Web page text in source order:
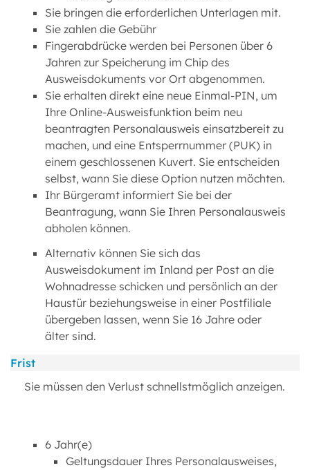
Sie bringen die erforderlichen Unterlagen mit.
Sie zahlen die Gebühr
Fingerabdrücke werden bei Personen über 6
Jahren zur Speicherung im Chip des
Ausweisdokuments vor Ort abgenommen.
Sie erhalten direkt eine neue Einmal-PIN, um
Ihre Online-Ausweisfunktion beim neu
beantragten Personalausweis einsatzbereit zu
machen, und eine Entsperrnummer (PUK) in
einem geschlossenen Kuvert. Sie entscheiden
selbst, wann Sie diese Option nutzen möchten.
Ihr Bürgeramt informiert Sie bei der
Beantragung, wann Sie Ihren Personalausweis
abholen können.
Alternativ können Sie sich das
Ausweisdokument im Inland per Post an die
Wohnadresse schicken und persönlich an der
Haustür beziehungsweise in einer Postfiliale
übergeben lassen, wenn Sie 16 Jahre oder
älter sind.
Frist
Sie müssen den Verlust schnellstmöglich anzeigen.
6 Jahr(e)
Geltungsdauer Ihres Personalausweises,